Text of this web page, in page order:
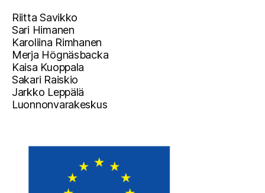
Riitta Savikko
Sari Himanen
Karoliina Rimhanen
Merja Högnäsbacka
Kaisa Kuoppala
Sakari Raiskio
Jarkko Leppälä
Luonnonvarakeskus